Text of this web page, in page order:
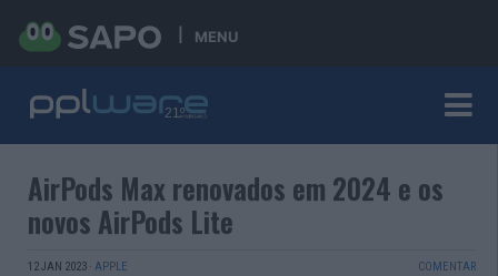
MENU
AirPods Max renovados em 2024 e os
novos AirPods Lite
12 JAN 2023 · APPLE COMENTAR